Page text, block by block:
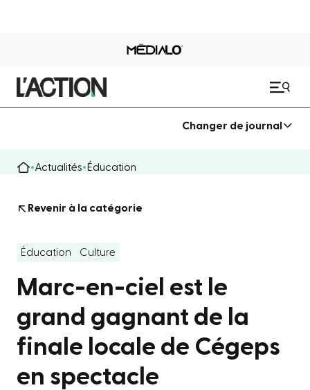
Changer de journal
Actualités Éducation
Revenir à la catégorie
Éducation Culture
Marc-en-ciel est le
grand gagnant de la
finale locale de Cégeps
en spectacle